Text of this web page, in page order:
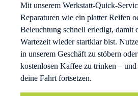
Mit unserem Werkstatt-Quick-
Reparaturen wie ein platter Reifen
Beleuchtung schnell erledigt, damit
Wartezeit wieder startklar bist.
in unserem Geschäft zu stöbern
kostenlosen Kaffee zu trinken – und
deine Fahrt fortsetzen.